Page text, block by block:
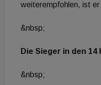
weiterempfohlen, ist
&nbsp;
Die Sieger in den
&nbsp;